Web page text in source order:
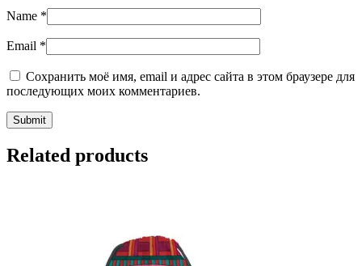
Name *
Email *
Сохранить моё имя, email и адрес сайта в этом браузере для
последующих моих комментариев.
Related products